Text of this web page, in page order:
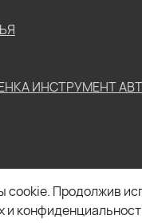
ИНСТРУМЕНТ
Продолжив
и